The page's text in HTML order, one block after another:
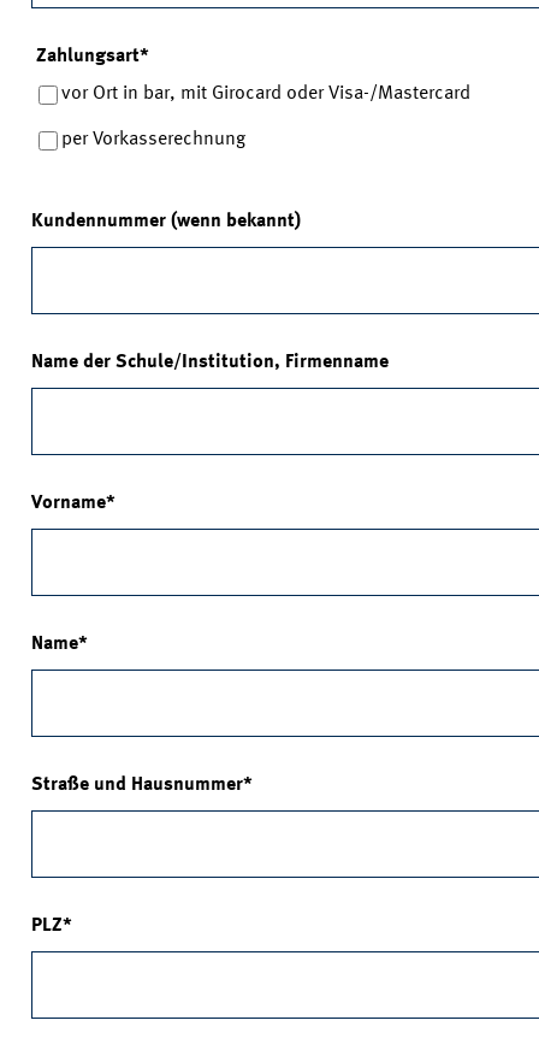
Zahlungsart*
vor Ort in bar, mit Girocard oder Visa-/Mastercard
per Vorkasserechnung
Kundennummer (wenn bekannt)
Name der Schule/Institution, Firmenname
Vorname
Name
Straße und Hausnummer
PLZ